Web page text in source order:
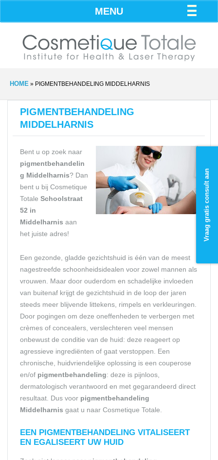
MENU
HOME » PIGMENTBEHANDELING MIDDELHARNIS
PIGMENTBEHANDELING
MIDDELHARNIS
Bent u op zoek naar
pigmentbehandelin
g Middelharnis? Dan
bent u bij Cosmetique
Totale Schoolstraat
52 in
Middelharnis aan
het juiste adres!
Een gezonde, gladde gezichtshuid is één van de meest
nagestreefde schoonheidsidealen voor zowel mannen als
vrouwen. Maar door ouderdom en schadelijke invloeden
van buitenaf krijgt de gezichtshuid in de loop der jaren
steeds meer blijvende littekens, rimpels en verkleuringen.
Door pogingen om deze oneffenheden te verbergen met
crèmes of concealers, verslechteren veel mensen
onbewust de conditie van de huid: deze reageert op
agressieve ingrediënten of gaat verstoppen. Een
chronische, huidvriendelijke oplossing is een couperose
en/of pigmentbehandeling: deze is pijnloos,
dermatologisch verantwoord en met gegarandeerd direct
resultaat. Dus voor pigmentbehandeling
Middelharnis gaat u naar Cosmetique Totale.
EEN PIGMENTBEHANDELING VITALISEERT
EN EGALISEERT UW HUID
Vraag gratis consult aan